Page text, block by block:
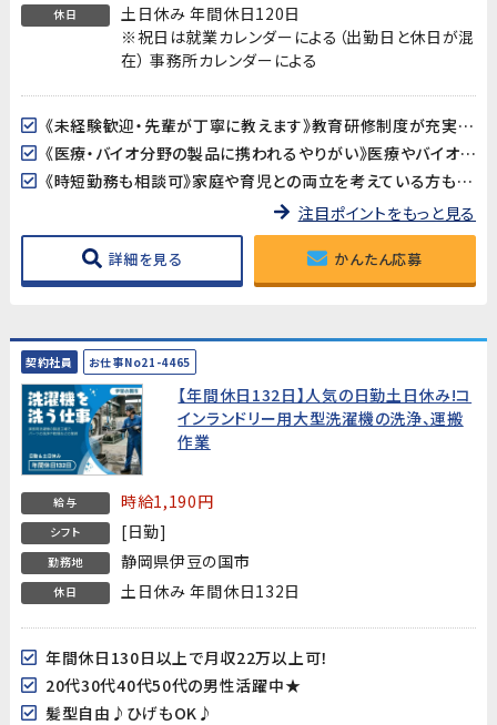
休日
土日休み 年間休日120日
※祝日は就業カレンダーによる（出勤日と休日が混
在） 事務所カレンダーによる
《未経験歓迎・先輩が丁寧に教えます》教育研修制度が充実しているので、製造・検査業務が初めての方も安心してスタートできます。アットホームな職場で長く働きやすい環境です。
《医療・バイオ分野の製品に携われるやりがい》医療やバイオ分野で使用されるマイクロ流路チップの品質を守る、社会に貢献できるお仕事です。クリーンルームでの作業で清潔な環境が保たれています。
《時短勤務も相談可》家庭や育児との両立を考えている方も歓迎。時短勤務のご相談に対応しています。家庭都合での休みも取りやすい職場です。
注目ポイントをもっと見る
詳細を見る かんたん応募
契約社員 お仕事No21-4465
【年間休日132日】人気の日勤土日休み!コ
インランドリー用大型洗濯機の洗浄、運搬
作業
給与 時給1,190円
シフト [日勤]
勤務地 静岡県伊豆の国市
休日 土日休み 年間休日132日
年間休日130日以上で月収22万以上可！
20代30代40代50代の男性活躍中★
髪型自由♪ひげもOK♪